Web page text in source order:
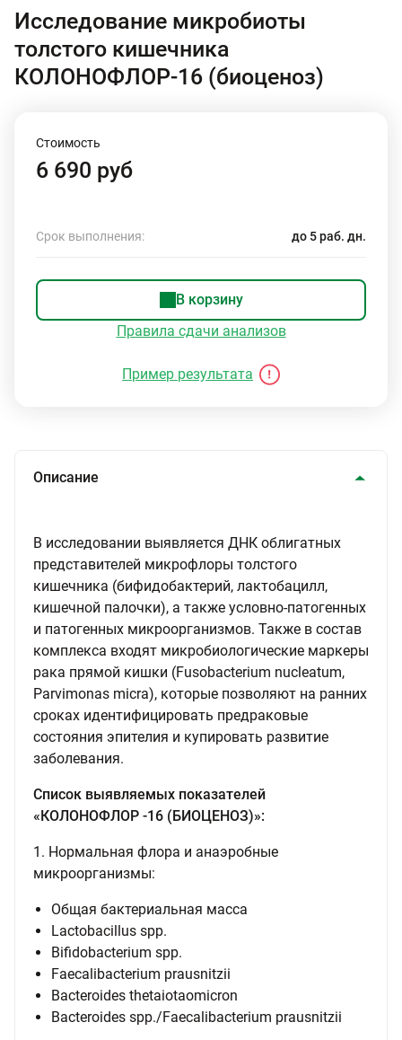
Исследование микробиоты
толстого кишечника
КОЛОНОФЛОР-16 (биоценоз)
Стоимость
6 690 руб
Срок выполнения: до 5 раб. дн.
В корзину
Правила сдачи анализов
Пример результата
Описание
В исследовании выявляется ДНК облигатных
представителей микрофлоры толстого
кишечника (бифидобактерий, лактобацилл,
кишечной палочки), а также условно-патогенных
и патогенных микроорганизмов. Также в состав
комплекса входят микробиологические маркеры
рака прямой кишки (Fusobacterium nucleatum,
Parvimonas micra), которые позволяют на ранних
сроках идентифицировать предраковые
состояния эпителия и купировать развитие
заболевания.
Список выявляемых показателей
«КОЛОНОФЛОР -16 (БИОЦЕНОЗ)»:
1. Нормальная флора и анаэробные
микроорганизмы:
Общая бактериальная масса
Lactobacillus spp.
Bifidobacterium spp.
Faecalibacterium prausnitzii
Bacteroides thetaiotaomicron
Bacteroides spp./Faecalibacterium prausnitzii